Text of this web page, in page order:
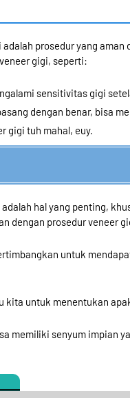
adalah prosedur yang
gigi, seperti:
sensitivitas gigi
dengan benar, bisa
gigi tuh mahal, euy.
hal yang penting,
dengan prosedur veneer
untuk
kita untuk menentukan
memiliki senyum impian